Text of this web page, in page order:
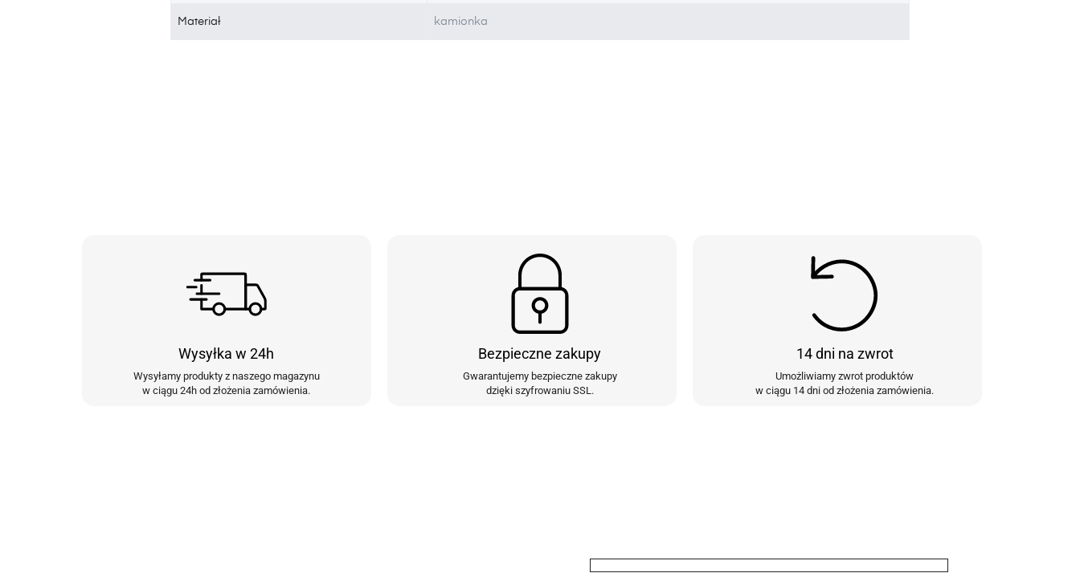
Materiał kamionka
Wysyłka w 24h
Wysyłamy produkty z naszego magazynu
w ciągu 24h od złożenia zamówienia.
Bezpieczne zakupy
Gwarantujemy bezpieczne zakupy
dzięki szyfrowaniu SSL.
14 dni na zwrot
Umożliwiamy zwrot produktów
w ciągu 14 dni od złożenia zamówienia.